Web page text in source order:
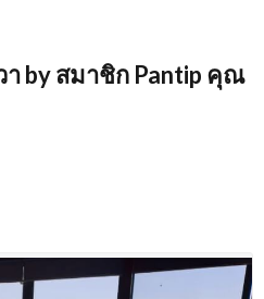
by สมาชิก Pantip คุณ